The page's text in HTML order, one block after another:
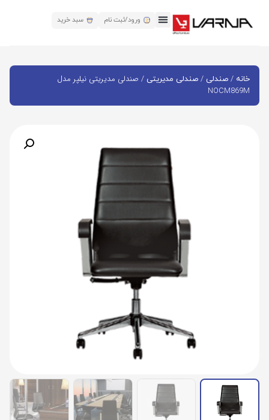
ورود/ثبت نام سبد خرید
خانه / صندلی / صندلی مدیریتی / صندلی مدیریتی نیلپر مدل
NOCM869M